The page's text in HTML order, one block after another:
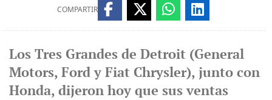
COMPARTIR
Los Tres Grandes de Detroit (General
Motors, Ford y Fiat Chrysler), junto con
Honda, dijeron hoy que sus ventas